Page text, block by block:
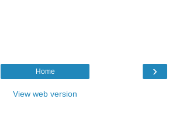
›
Home
View web version